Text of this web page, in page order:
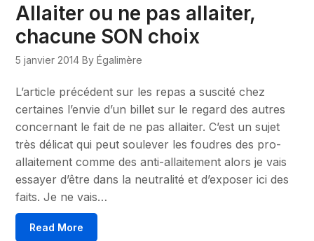
Allaiter ou ne pas allaiter,
chacune SON choix
5 janvier 2014 By Égalimère
L’article précédent sur les repas a suscité chez
certaines l’envie d’un billet sur le regard des autres
concernant le fait de ne pas allaiter. C’est un sujet
très délicat qui peut soulever les foudres des pro-
allaitement comme des anti-allaitement alors je vais
essayer d’être dans la neutralité et d’exposer ici des
faits. Je ne vais…
Read More